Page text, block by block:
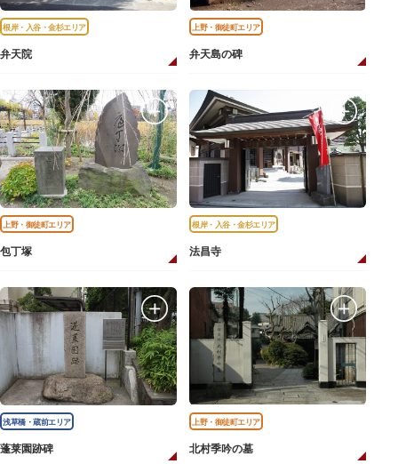
根岸・入谷・金杉エリア
弁天院
上野・御徒町エリア
弁天島の碑
上野・御徒町エリア
包丁塚
根岸・入谷・金杉エリア
法昌寺
浅草橋・蔵前エリア
蓬莱園跡碑
上野・御徒町エリア
北村季吟の墓